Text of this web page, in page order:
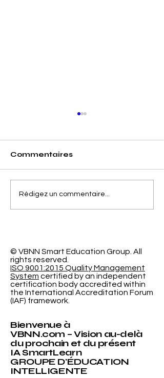
Séparer la Précision
de l'Erreur de
Commentaires
Rédigez un commentaire...
© VBNN Smart Education Group. All
rights reserved.
ISO 9001:2015 Quality Management
System certified by an independent
certification body accredited within
the International Accreditation Forum
(IAF) framework.
Bienvenue à
VBNN.com – Vision au-delà
du prochain et du présent
IA SmartLearn
GROUPE D'ÉDUCATION
INTELLIGENTE